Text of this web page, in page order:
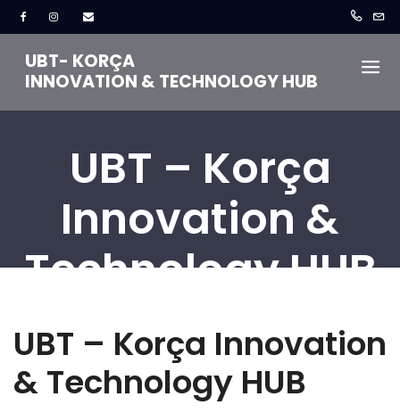
UBT- KORÇA
INNOVATION & TECHNOLOGY HUB
UBT – Korça
Innovation &
Technology HUB
UBT – Korça Innovation
& Technology HUB